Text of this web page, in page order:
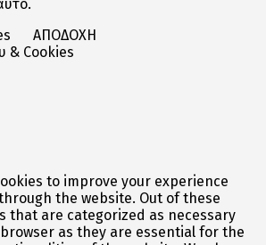
ΑΠΟΔΟΧΗ
& Cookies
to improve your experience
the website. Out of these
that are categorized as necessary
as they are essential for the